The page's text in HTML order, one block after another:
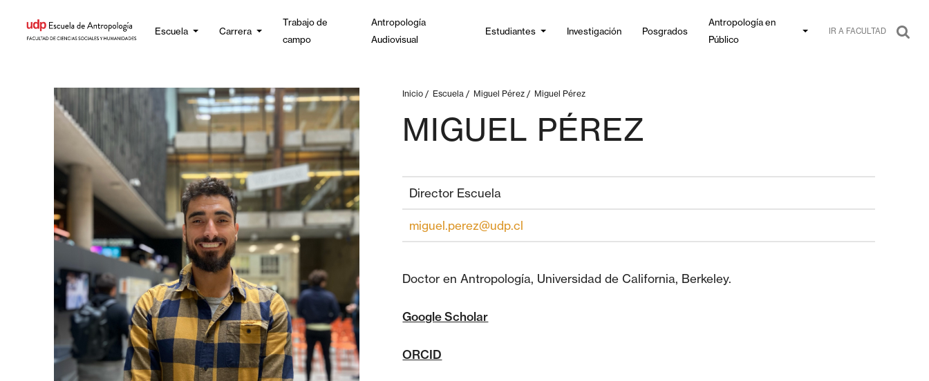
Escuela Carrera
Trabajo de
campo
Antropología
Audiovisual
Estudiantes Investigación Posgrados
Antropología en
Público
IR A FACULTAD
Inicio / Escuela / Miguel Pérez / Miguel Pérez
MIGUEL PÉREZ
Director Escuela
miguel.perez@udp.cl
Doctor en Antropología, Universidad de California, Berkeley.
Google Scholar
ORCID